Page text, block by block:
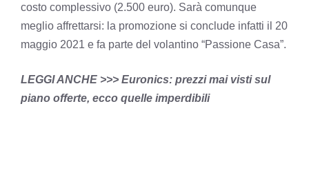
costo complessivo (2.500 euro). Sarà comunque
meglio affrettarsi: la promozione si conclude infatti il 20
maggio 2021 e fa parte del volantino “Passione Casa”.
LEGGI ANCHE >>> Euronics: prezzi mai visti sul
piano offerte, ecco quelle imperdibili